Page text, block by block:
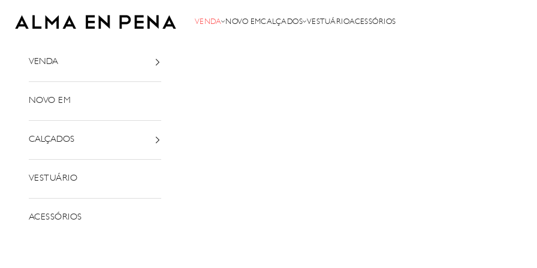
Alma em Pena
VENDA NOVO EMCALÇADOS VESTUÁRIOACESSÓRIOS
VENDA
NOVO EM
CALÇADOS
VESTUÁRIO
ACESSÓRIOS